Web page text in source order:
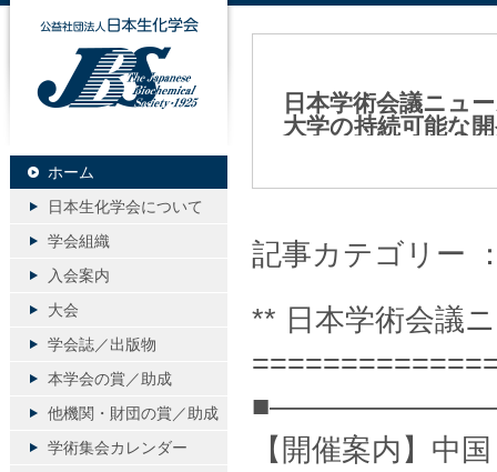
日本学術会議ニュ
大学の持続可能な
記事カテゴリー
** 日本学術会議
【開催案内】中
公益社団法人日本生化学会
ホーム
日本生化学会について
学会組織
入会案内
大会
学会誌／出版物
本学会の賞／助成
他機関・財団の賞／助成
学術集会カレンダー